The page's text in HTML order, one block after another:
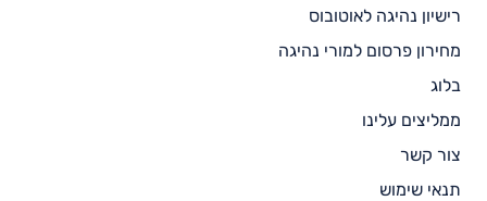
רישיון נהיגה לאוטובוס
מחירון פרסום למורי נהיגה
בלוג
ממליצים עלינו
צור קשר
תנאי שימוש